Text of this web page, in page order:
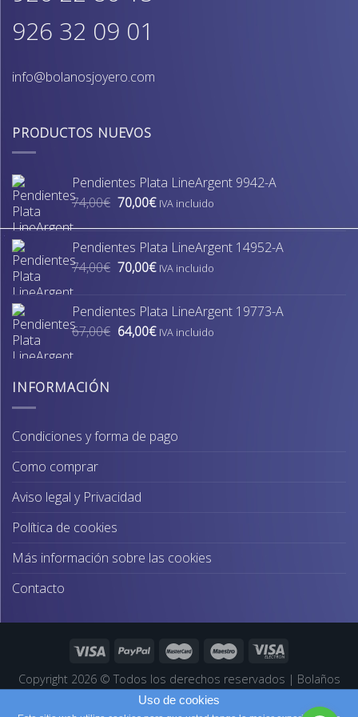
926 32 09 01
info@bolanosjoyero.com
PRODUCTOS NUEVOS
Pendientes Plata LineArgent 9942-A
74,00€ El
era:
74,00€.
70,00€El
es:
70,00€.
IVA incluido
Pendientes Plata LineArgent 14952-A
74,00€ El
era:
74,00€.
70,00€El
es:
70,00€.
IVA incluido
Pendientes Plata LineArgent 19773-A
67,00€ El
64,00€ElIVA incluido
INFORMACIÓN
Condiciones y forma de pago
Como comprar
Aviso legal y Privacidad
Política de cookies
Más información sobre las cookies
Contacto
Copyright 2026 © Todos los derechos reservados | Bolaños
Páginas Web Profesionales
Uso de cookies